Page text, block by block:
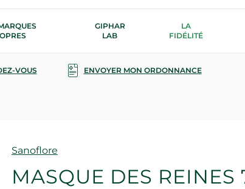
GIPHAR
LAB
LA
FIDÉLITÉ
VOUS ENVOYER MON ORDONNANCE
Marque
Sanoflore
MASQUE DES REINES